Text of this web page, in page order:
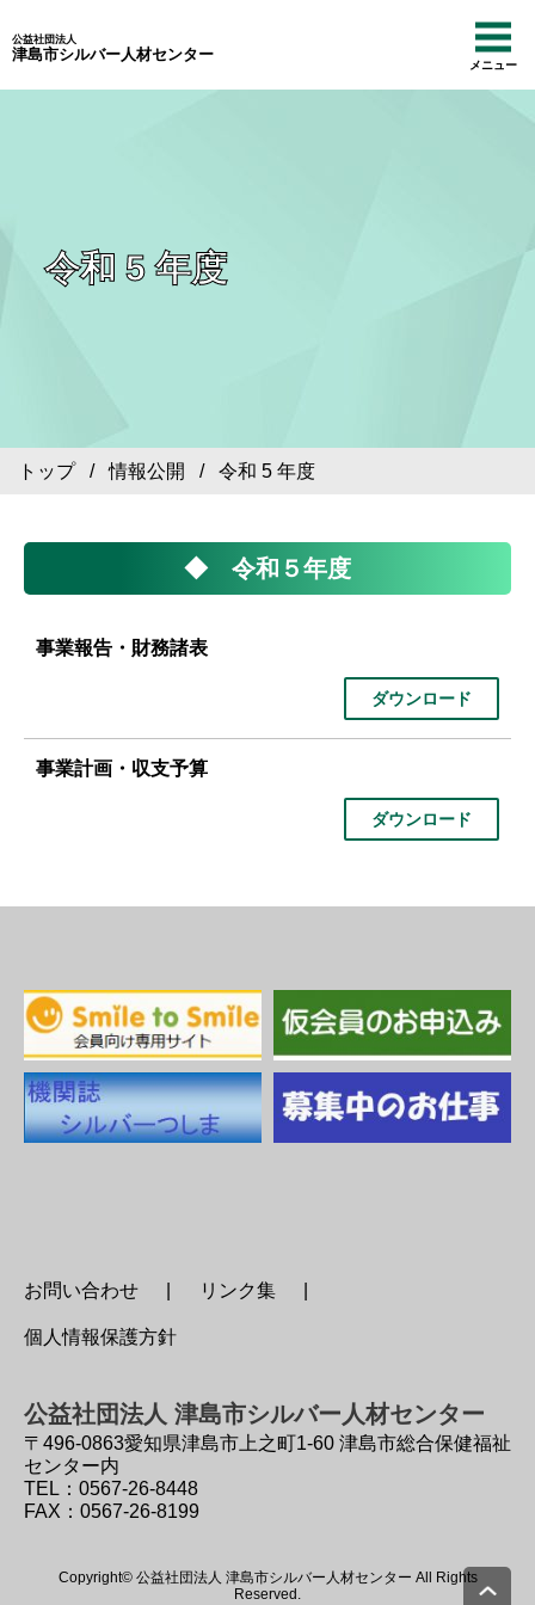
公益社団法人
津島市シルバー人材センター
メニュー
令和 5 年度
トップ/情報公開 / 令和 5 年度
◆ 令和５年度
事業報告・財務諸表
ダウンロード
事業計画・収支予算
ダウンロード
お問い合わせ リンク集
個人情報保護方針
公益社団法人 津島市シルバー人材センター
〒496-0863愛知県津島市上之町1-60 津島市総合保健福祉
センター内
TEL：0567-26-8448
FAX：0567-26-8199
Copyright© 公益社団法人 津島市シルバー人材センター All Rights
Reserved.